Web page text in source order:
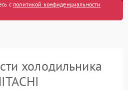
с политикой конфиденциальности
холодильника